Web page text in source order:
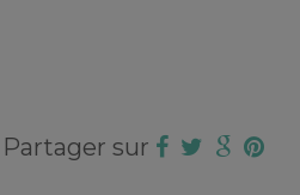
Partager sur